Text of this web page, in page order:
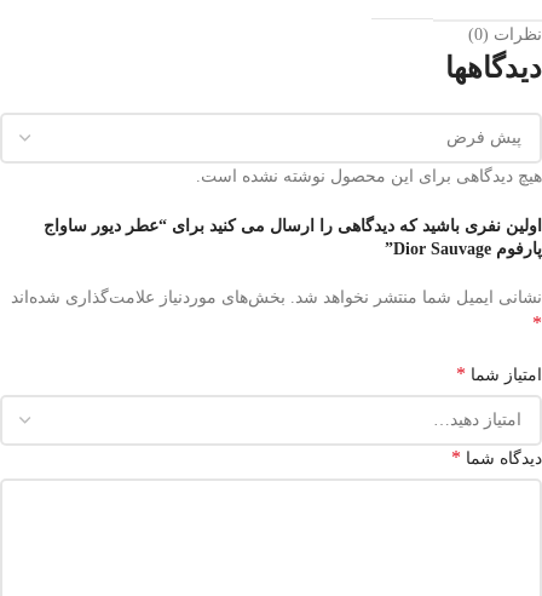
نظرات (0)
دیدگاهها
هیچ دیدگاهی برای این محصول نوشته نشده است.
اولین نفری باشید که دیدگاهی را ارسال می کنید برای “عطر دیور ساواج
پارفوم Dior Sauvage”
نشانی ایمیل شما منتشر نخواهد شد. بخش‌های موردنیاز علامت‌گذاری شده‌اند
*
امتیاز شما *
دیدگاه شما *